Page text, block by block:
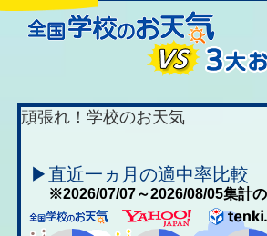
頑張れ！学校のお天気
▶直近一ヵ月の適中率比較
※2026/07/07～2026/08/05集計